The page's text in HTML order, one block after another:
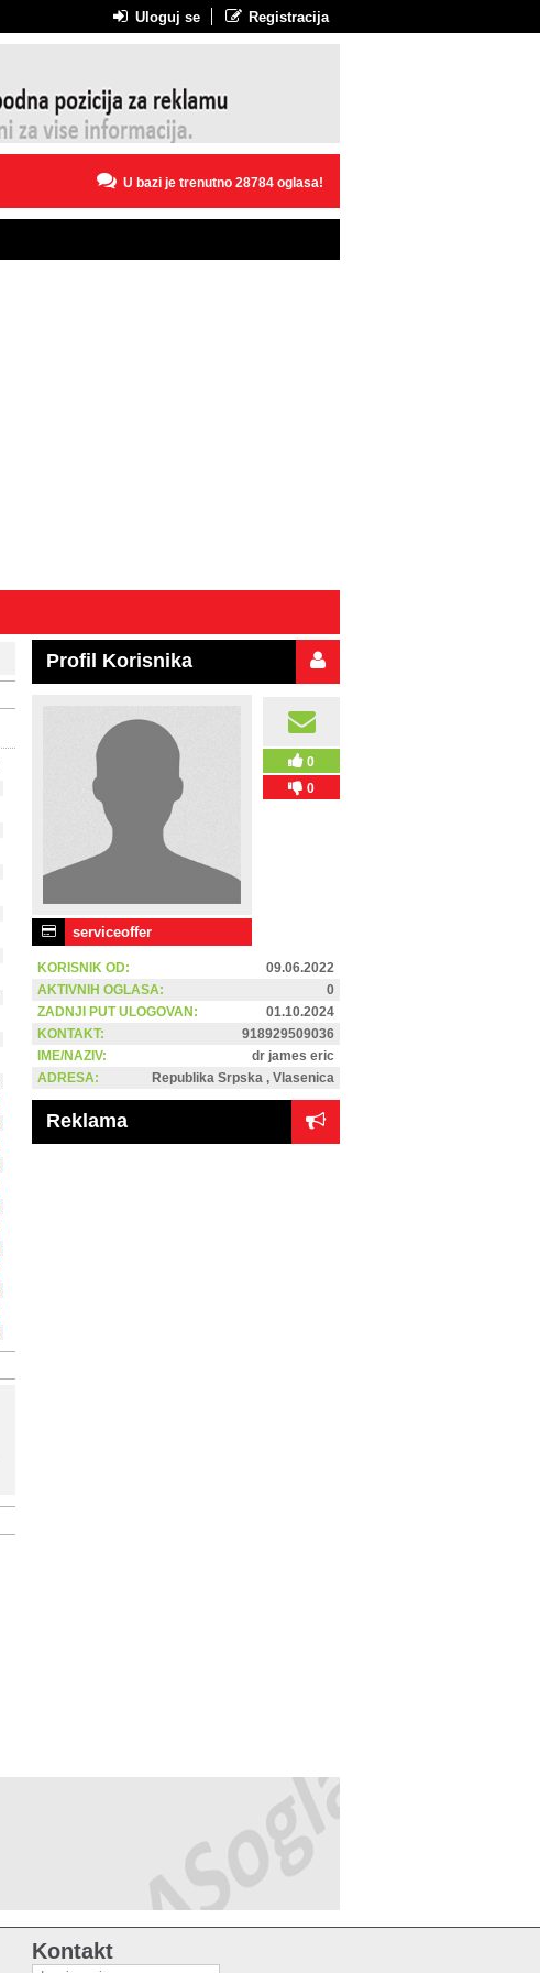
Uloguj se Registracija
U bazi je trenutno 28784 oglasa!
Profil Korisnika
serviceoffer
0
0
KORISNIK OD:
09.06.2022
AKTIVNIH OGLASA:
0
ZADNJI PUT ULOGOVAN:
01.10.2024
KONTAKT:
918929509036
IME/NAZIV:
dr james eric
ADRESA:
Republika Srpska , Vlasenica
Reklama
Kontakt